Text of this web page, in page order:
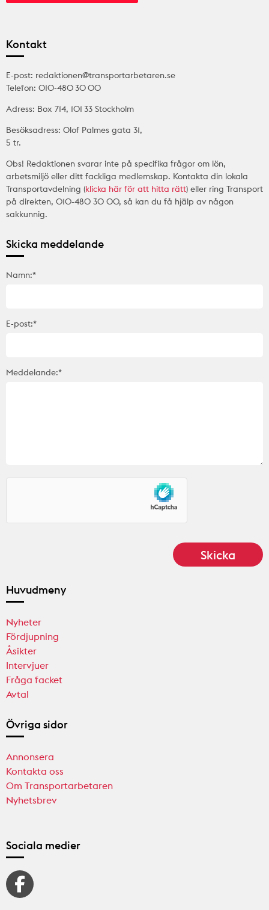
Kontakt
E-post: redaktionen@transportarbetaren.se
Telefon: 010-480 30 00
Adress: Box 714, 101 33 Stockholm
Besöksadress: Olof Palmes gata 31,
5 tr.
Obs! Redaktionen svarar inte på specifika frågor om lön,
arbetsmiljö eller ditt fackliga medlemskap. Kontakta din lokala
Transportavdelning (klicka här för att hitta rätt) eller ring Transport
på direkten, 010-480 30 00, så kan du få hjälp av någon
sakkunnig.
Skicka meddelande
Namn:*
E-post:*
Meddelande:*
Huvudmeny
Nyheter
Fördjupning
Åsikter
Intervjuer
Fråga facket
Avtal
Övriga sidor
Annonsera
Kontakta oss
Om Transportarbetaren
Nyhetsbrev
Sociala medier